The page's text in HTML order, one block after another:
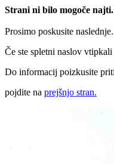
Strani ni bilo mogoče
Prosimo poskusite naslednje.
Če ste spletni naslov
Do informacij poizkusite
pojdite na prejšnjo stran.